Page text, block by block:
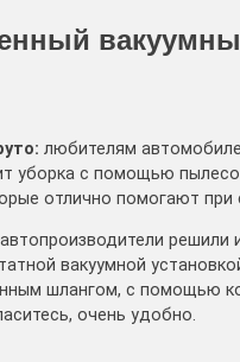
любителям
уборка с помощью
отлично помогают при
решили
вакуумной
шлангом, с помощью
очень удобно.